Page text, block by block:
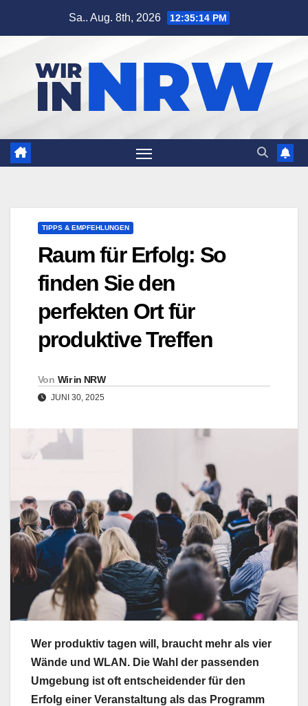
Sa.. Aug. 8th, 2026 12:35:15 PM
TIPPS & EMPFEHLUNGEN
Raum für Erfolg: So
finden Sie den
perfekten Ort für
produktive Treffen
Von Wir in NRW
JUNI 30, 2025
Wer produktiv tagen will, braucht mehr als vier
Wände und WLAN. Die Wahl der passenden
Umgebung ist oft entscheidender für den
Erfolg einer Veranstaltung als das Programm